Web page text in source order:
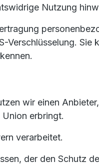
Nutzung
Sie
wir einen
erbringt.
verarbeitet.
der den Schutz